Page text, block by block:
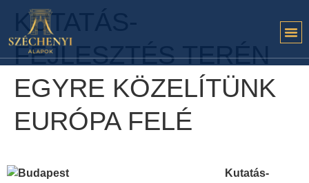
KUTATÁS-
FEJLESZTÉS TERÉN
EGYRE KÖZELÍTÜNK
EURÓPA FELÉ
Kutatás-